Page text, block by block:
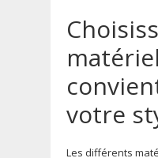
votre
Les différents